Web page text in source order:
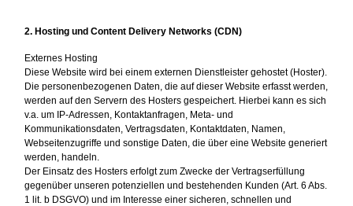
2. Hosting und Content Delivery Networks (CDN)
Externes Hosting
Diese Website wird bei einem externen Dienstleister gehostet (Hoster).
Die personenbezogenen Daten, die auf dieser Website erfasst werden,
werden auf den Servern des Hosters gespeichert. Hierbei kann es sich
v.a. um IP-Adressen, Kontaktanfragen, Meta- und
Kommunikationsdaten, Vertragsdaten, Kontaktdaten, Namen,
Webseitenzugriffe und sonstige Daten, die über eine Website generiert
werden, handeln.
Der Einsatz des Hosters erfolgt zum Zwecke der Vertragserfüllung
gegenüber unseren potenziellen und bestehenden Kunden (Art. 6 Abs.
1 lit. b DSGVO) und im Interesse einer sicheren, schnellen und